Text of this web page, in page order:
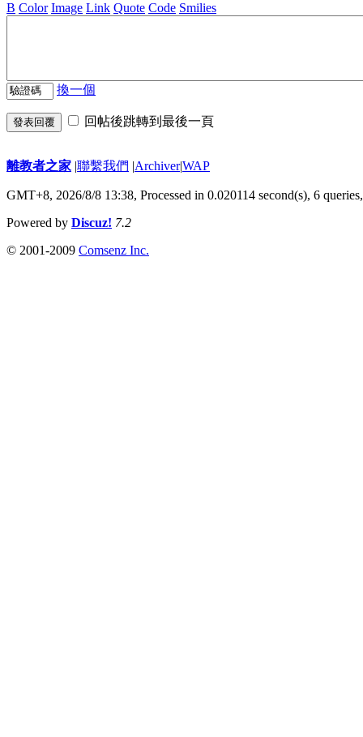
B Color Image Link Quote Code Smilies
換一個
發表回覆 回帖後跳轉到最後一頁
離教者之家 |聯繫我們 |Archiver|WAP
GMT+8, 2026/8/8 13:38, Processed in 0.020114 second(s), 6
Powered by Discuz! 7.2
© 2001-2009 Comsenz Inc.